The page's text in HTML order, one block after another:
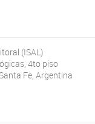
(ISAL)
4to piso
Fe, Argentina